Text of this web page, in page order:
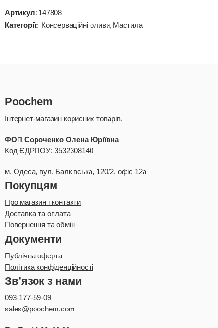
Артикул: 147808
Категорії: Консерваційні оливи, Мастила
Poochem
Інтернет-магазин корисних товарів.
ФОП Сороченко Олена Юріївна
Код ЄДРПОУ: 3532308140
м. Одеса, вул. Балківська, 120/2, офіс 12а
Покупцям
Про магазин і контакти
Доставка та оплата
Повернення та обмін
Документи
Публічна оферта
Політика конфіденційності
Зв’язок з нами
093-177-59-09
sales@poochem.com